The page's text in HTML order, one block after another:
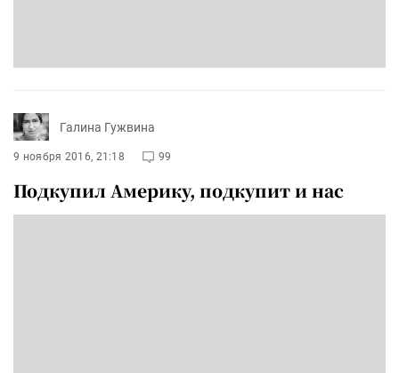
Галина Гужвина
9 ноября 2016, 21:18 99
Подкупил Америку, подкупит и нас